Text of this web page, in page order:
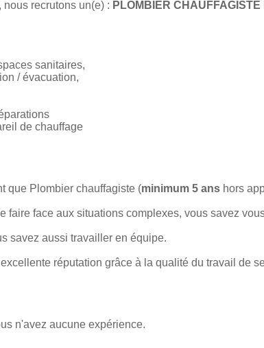
recrutons un(e) : PLOMBIER
sanitaires,
/ évacuation,
de chauffage
que Plombier chauffagiste (minimum 5 ans hors
faire face aux situations complexes, vous savez
savez aussi travailler en équipe.
réputation grâce à la qualité du travail de
n'avez aucune expérience.